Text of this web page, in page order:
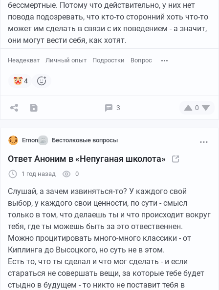
бессмертные. Потому что действительно, у них нет
повода подозревать, что кто-то сторонний хоть что-то
может им сделать в связи с их поведением - а значит,
они могут вести себя, как хотят.
Неадекват Личный опыт Подростки Вопрос
4
3 0
Ernon Бестолковые вопросы
Ответ Аноним в «Непуганая школота»
1 год назад 0
Слушай, а зачем извиняться-то? У каждого свой
выбор, у каждого свои ценности, по сути - смысл
только в том, что делаешь ты и что происходит вокруг
тебя, где ты можешь быть за это отвественнен.
Можно процитировать много-много классики - от
Киплинга до Высоцкого, но суть не в этом.
Есть то, что ты сделал и что мог сделать - и если
стараться не совершать вещи, за которые тебе будет
стыдно в будущем - то никто не поставит тебя в